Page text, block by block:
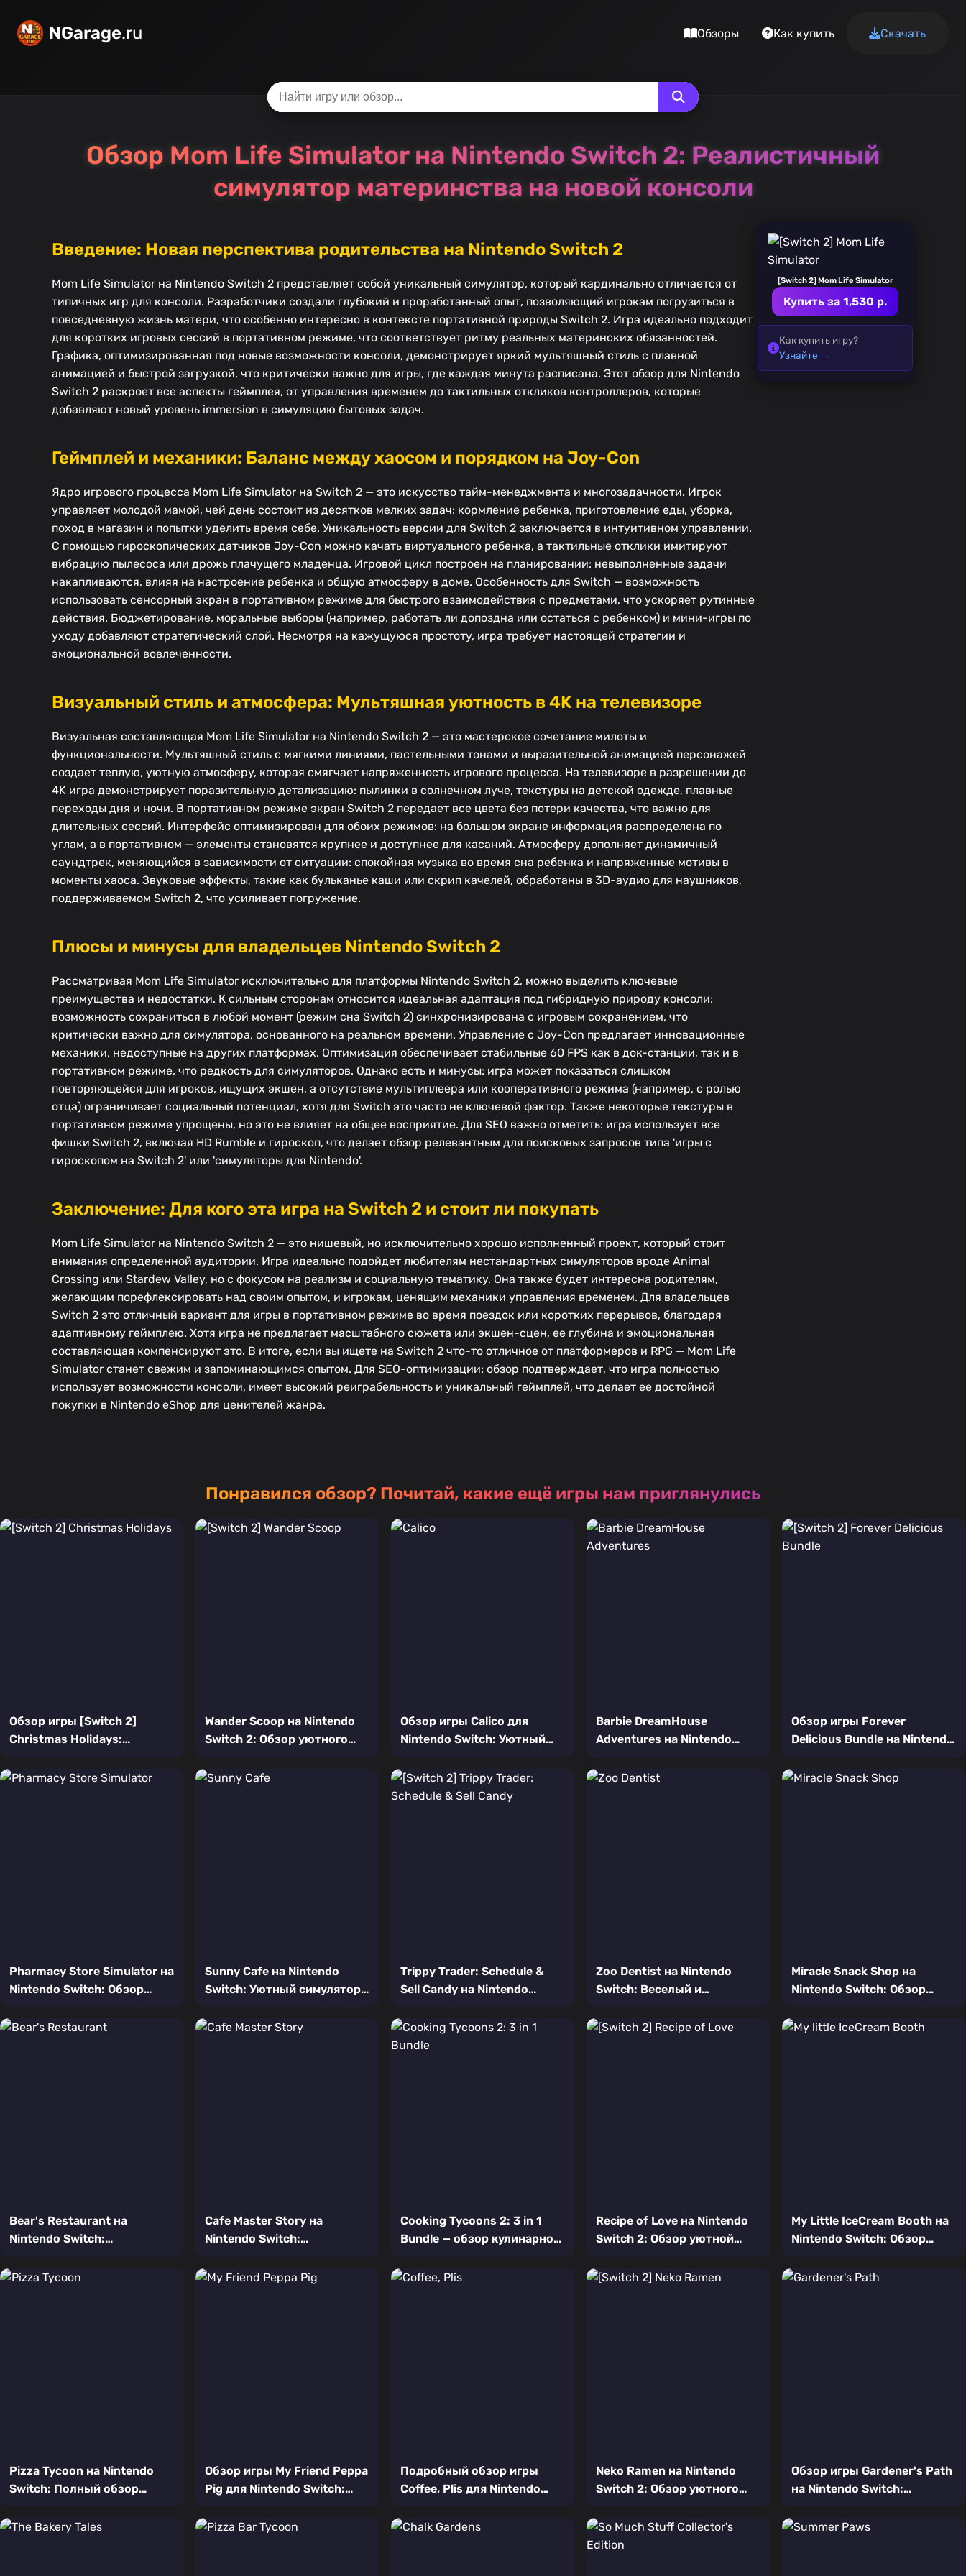
NGarage.ru Обзоры Как купить Скачать
Обзор Mom Life Simulator на Nintendo Switch 2: Реалистичный
симулятор материнства на новой консоли
Введение: Новая перспектива родительства на Nintendo Switch 2
Mom Life Simulator на Nintendo Switch 2 представляет собой уникальный симулятор, который кардинально отличается от
типичных игр для консоли. Разработчики создали глубокий и проработанный опыт, позволяющий игрокам погрузиться в
повседневную жизнь матери, что особенно интересно в контексте портативной природы Switch 2. Игра идеально подходит
для коротких игровых сессий в портативном режиме, что соответствует ритму реальных материнских обязанностей.
Графика, оптимизированная под новые возможности консоли, демонстрирует яркий мультяшный стиль с плавной
анимацией и быстрой загрузкой, что критически важно для игры, где каждая минута расписана. Этот обзор для Nintendo
Switch 2 раскроет все аспекты геймплея, от управления временем до тактильных откликов контроллеров, которые
добавляют новый уровень immersion в симуляцию бытовых задач.
Геймплей и механики: Баланс между хаосом и порядком на Joy-Con
Ядро игрового процесса Mom Life Simulator на Switch 2 — это искусство тайм-менеджмента и многозадачности. Игрок
управляет молодой мамой, чей день состоит из десятков мелких задач: кормление ребенка, приготовление еды, уборка,
поход в магазин и попытки уделить время себе. Уникальность версии для Switch 2 заключается в интуитивном управлении.
С помощью гироскопических датчиков Joy-Con можно качать виртуального ребенка, а тактильные отклики имитируют
вибрацию пылесоса или дрожь плачущего младенца. Игровой цикл построен на планировании: невыполненные задачи
накапливаются, влияя на настроение ребенка и общую атмосферу в доме. Особенность для Switch — возможность
использовать сенсорный экран в портативном режиме для быстрого взаимодействия с предметами, что ускоряет рутинные
действия. Бюджетирование, моральные выборы (например, работать ли допоздна или остаться с ребенком) и мини-игры по
уходу добавляют стратегический слой. Несмотря на кажущуюся простоту, игра требует настоящей стратегии и
эмоциональной вовлеченности.
Визуальный стиль и атмосфера: Мультяшная уютность в 4K на телевизоре
Визуальная составляющая Mom Life Simulator на Nintendo Switch 2 — это мастерское сочетание милоты и
функциональности. Мультяшный стиль с мягкими линиями, пастельными тонами и выразительной анимацией персонажей
создает теплую, уютную атмосферу, которая смягчает напряженность игрового процесса. На телевизоре в разрешении до
4K игра демонстрирует поразительную детализацию: пылинки в солнечном луче, текстуры на детской одежде, плавные
переходы дня и ночи. В портативном режиме экран Switch 2 передает все цвета без потери качества, что важно для
длительных сессий. Интерфейс оптимизирован для обоих режимов: на большом экране информация распределена по
углам, а в портативном — элементы становятся крупнее и доступнее для касаний. Атмосферу дополняет динамичный
саундтрек, меняющийся в зависимости от ситуации: спокойная музыка во время сна ребенка и напряженные мотивы в
моменты хаоса. Звуковые эффекты, такие как бульканье каши или скрип качелей, обработаны в 3D-аудио для наушников,
поддерживаемом Switch 2, что усиливает погружение.
Плюсы и минусы для владельцев Nintendo Switch 2
Рассматривая Mom Life Simulator исключительно для платформы Nintendo Switch 2, можно выделить ключевые
преимущества и недостатки. К сильным сторонам относится идеальная адаптация под гибридную природу консоли:
возможность сохраниться в любой момент (режим сна Switch 2) синхронизирована с игровым сохранением, что
критически важно для симулятора, основанного на реальном времени. Управление с Joy-Con предлагает инновационные
механики, недоступные на других платформах. Оптимизация обеспечивает стабильные 60 FPS как в док-станции, так и в
портативном режиме, что редкость для симуляторов. Однако есть и минусы: игра может показаться слишком
повторяющейся для игроков, ищущих экшен, а отсутствие мультиплеера или кооперативного режима (например, с ролью
отца) ограничивает социальный потенциал, хотя для Switch это часто не ключевой фактор. Также некоторые текстуры в
портативном режиме упрощены, но это не влияет на общее восприятие. Для SEO важно отметить: игра использует все
фишки Switch 2, включая HD Rumble и гироскоп, что делает обзор релевантным для поисковых запросов типа 'игры с
гироскопом на Switch 2' или 'симуляторы для Nintendo'.
Заключение: Для кого эта игра на Switch 2 и стоит ли покупать
Mom Life Simulator на Nintendo Switch 2 — это нишевый, но исключительно хорошо исполненный проект, который стоит
внимания определенной аудитории. Игра идеально подойдет любителям нестандартных симуляторов вроде Animal
Crossing или Stardew Valley, но с фокусом на реализм и социальную тематику. Она также будет интересна родителям,
желающим порефлексировать над своим опытом, и игрокам, ценящим механики управления временем. Для владельцев
Switch 2 это отличный вариант для игры в портативном режиме во время поездок или коротких перерывов, благодаря
адаптивному геймплею. Хотя игра не предлагает масштабного сюжета или экшен-сцен, ее глубина и эмоциональная
составляющая компенсируют это. В итоге, если вы ищете на Switch 2 что-то отличное от платформеров и RPG — Mom Life
Simulator станет свежим и запоминающимся опытом. Для SEO-оптимизации: обзор подтверждает, что игра полностью
использует возможности консоли, имеет высокий реиграбельность и уникальный геймплей, что делает ее достойной
покупки в Nintendo eShop для ценителей жанра.
[Switch 2] Mom Life Simulator
Купить за 1,530 р.
Как купить игру?
Узнайте →
Понравился обзор? Почитай, какие ещё игры нам приглянулись
Обзор игры [Switch 2]
Christmas Holidays:
эльфа Вилли на Nintendo
Wander Scoop на Nintendo
Switch 2: Обзор уютного
Обзор игры Calico для
Nintendo Switch: Уютный
животных
Barbie DreamHouse
Adventures на Nintendo
фанатов Барби
Обзор игры Forever
Delicious Bundle на Nintendo
кафе и кондитерской
Pharmacy Store Simulator на
Nintendo Switch: Обзор
мультяшном стиле
Sunny Cafe на Nintendo
Switch: Уютный симулятор
геймплея
Trippy Trader: Schedule &
Sell Candy на Nintendo
бизнес-симулятора
Zoo Dentist на Nintendo
Switch: Веселый и
стоматологический
Miracle Snack Shop на
Nintendo Switch: Обзор
симулятора в волшебном
Bear's Restaurant на
Nintendo Switch:
в загробный мир
Cafe Master Story на
Nintendo Switch:
симулятора кафе
Cooking Tycoons 2: 3 in 1
Bundle — обзор кулинарного
Switch
Recipe of Love на Nintendo
Switch 2: Обзор уютной
симулятором кафе
My Little IceCream Booth на
Nintendo Switch: Обзор
мороженого
Pizza Tycoon на Nintendo
Switch: Полный обзор
пиццерии для консоли
Обзор игры My Friend Peppa
Pig для Nintendo Switch:
самых маленьких
Подробный обзор игры
Coffee, Plis для Nintendo
кофейни
Neko Ramen на Nintendo
Switch 2: Обзор уютного
котом-поваром
Обзор игры Gardener's Path
на Nintendo Switch:
садоводов